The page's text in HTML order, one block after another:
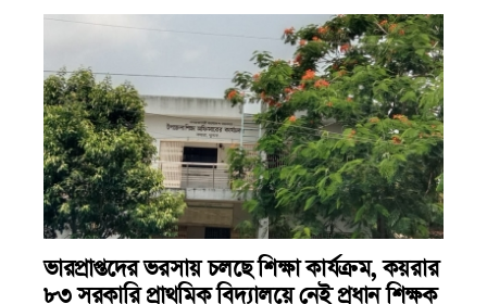
ভারপ্রাপ্তদের ভরসায় চলছে শিক্ষা কার্যক্রম, কয়রার
৮৩ সরকারি প্রাথমিক বিদ্যালয়ে নেই প্রধান শিক্ষক